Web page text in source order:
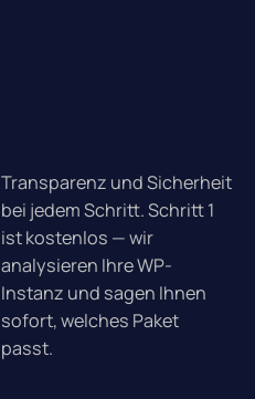
Transparenz und Sicherheit
bei jedem Schritt. Schritt 1
ist kostenlos — wir
analysieren Ihre WP-
Instanz und sagen Ihnen
sofort, welches Paket
passt.